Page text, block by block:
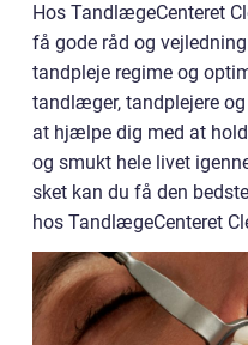
Hos TandlægeCenteret
få gode råd og
tandpleje regime og
tandlæger, tandplejere
at hjælpe dig med at
og smukt hele livet
sket kan du få den
hos TandlægeCenteret